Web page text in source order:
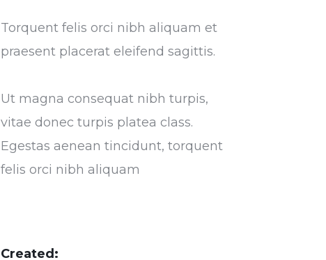
Torquent felis orci nibh aliquam et
praesent placerat eleifend sagittis.
Ut magna consequat nibh turpis,
vitae donec turpis platea class.
Egestas aenean tincidunt, torquent
felis orci nibh aliquam
Created: